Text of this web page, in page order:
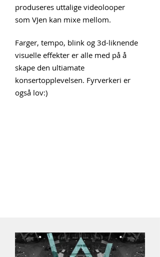
produseres uttalige videolooper
som VJen kan mixe mellom.
Farger, tempo, blink og 3d-liknende
visuelle effekter er alle med på å
skape den ultiamate
konsertopplevelsen. Fyrverkeri er
også lov:)